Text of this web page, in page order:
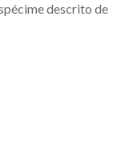
descrito de